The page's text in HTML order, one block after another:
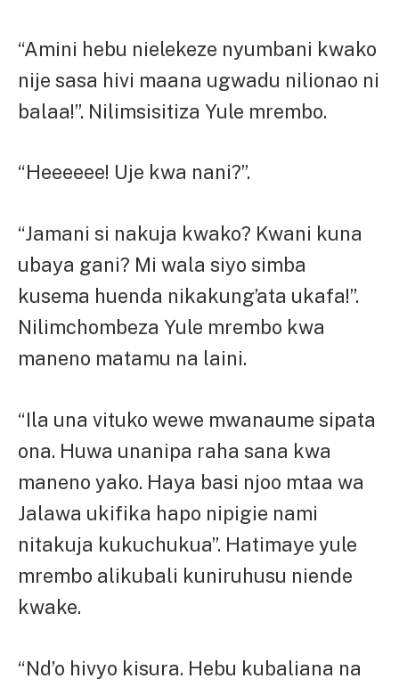
“Amini hebu nielekeze nyumbani kwako
nije sasa hivi maana ugwadu nilionao ni
balaa!”. Nilimsisitiza Yule mrembo.
“Heeeeee! Uje kwa nani?”.
“Jamani si nakuja kwako? Kwani kuna
ubaya gani? Mi wala siyo simba
kusema huenda nikakung’ata ukafa!”.
Nilimchombeza Yule mrembo kwa
maneno matamu na laini.
“Ila una vituko wewe mwanaume sipata
ona. Huwa unanipa raha sana kwa
maneno yako. Haya basi njoo mtaa wa
Jalawa ukifika hapo nipigie nami
nitakuja kukuchukua”. Hatimaye yule
mrembo alikubali kuniruhusu niende
kwake.
“Nd’o hivyo kisura. Hebu kubaliana na